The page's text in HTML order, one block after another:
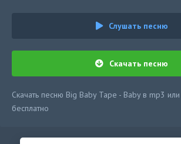
Слушать песню
Скачать песню
Скачать песню Big Baby Tape - Baby в mp3
бесплатно